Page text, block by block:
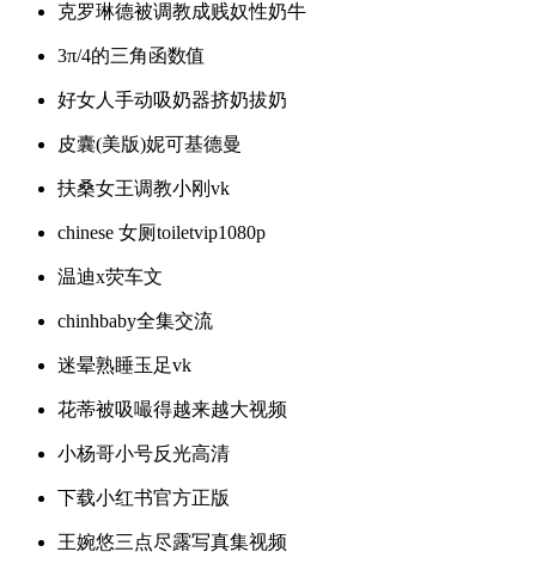
克罗琳德被调教成贱奴性奶牛
3π/4的三角函数值
好女人手动吸奶器挤奶拔奶
皮囊(美版)妮可基德曼
扶桑女王调教小刚vk
chinese 女厕toiletvip1080p
温迪x荧车文
chinhbaby全集交流
迷晕熟睡玉足vk
花蒂被吸嘬得越来越大视频
小杨哥小号反光高清
下载小红书官方正版
王婉悠三点尽露写真集视频